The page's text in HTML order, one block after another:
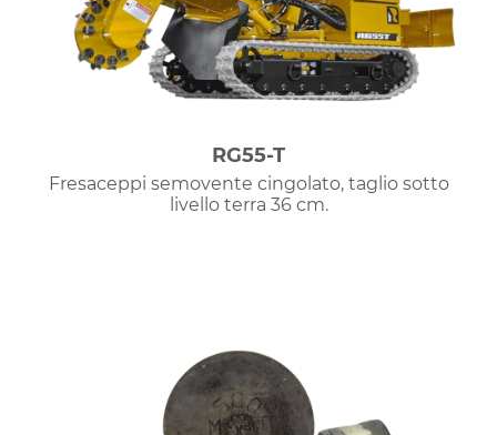
RG55-T
Fresaceppi semovente cingolato, taglio sotto
livello terra 36 cm.